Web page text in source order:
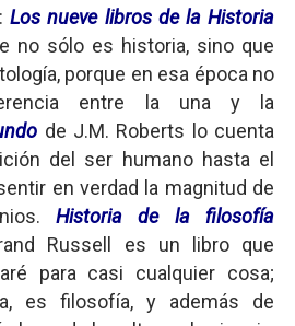
Los nueve libros de la Historia
no sólo es historia, sino que
porque en esa época no
entre la una y la
de J.M. Roberts lo cuenta
del ser humano hasta el
en verdad la magnitud de
Historia de la filosofía
Russell es un libro que
para casi cualquier cosa;
es filosofía, y además de